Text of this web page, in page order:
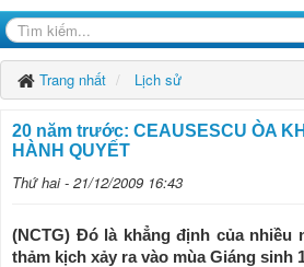
Trang nhất Lịch sử
20 năm trước: CEAUSESCU ÒA
HÀNH QUYẾT
Thứ hai - 21/12/2009 16:43
(NCTG) Đó là khẳng định của nhiều
thảm kịch xảy ra vào mùa Giáng sinh